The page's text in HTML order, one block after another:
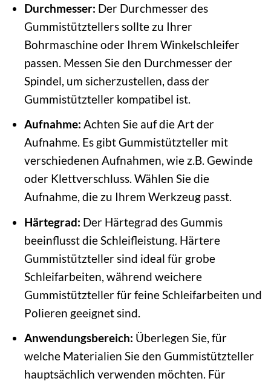
Durchmesser: Der Durchmesser des
Gummistütztellers sollte zu Ihrer
Bohrmaschine oder Ihrem Winkelschleifer
passen. Messen Sie den Durchmesser der
Spindel, um sicherzustellen, dass der
Gummistützteller kompatibel ist.
Aufnahme: Achten Sie auf die Art der
Aufnahme. Es gibt Gummistützteller mit
verschiedenen Aufnahmen, wie z.B. Gewinde
oder Klettverschluss. Wählen Sie die
Aufnahme, die zu Ihrem Werkzeug passt.
Härtegrad: Der Härtegrad des Gummis
beeinflusst die Schleifleistung. Härtere
Gummistützteller sind ideal für grobe
Schleifarbeiten, während weichere
Gummistützteller für feine Schleifarbeiten und
Polieren geeignet sind.
Anwendungsbereich: Überlegen Sie, für
welche Materialien Sie den Gummistützteller
hauptsächlich verwenden möchten. Für